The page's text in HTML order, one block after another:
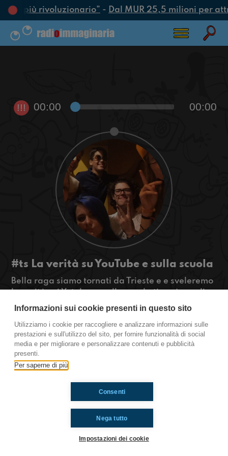
più rivoluzionario”- Dal MUR 25,5 milioni per
!!! 00:00 00:00
#ts La verità su YouTube e sulla scuola
Bella raga siamo tornati da Trieste e e sveleremo
la verità sui Yotuber e sulla scuola tipo: è meglio
il liceo scientifico o l' artistico?
#OkkinSu www.radioimmaginaria.it
Trieste
Ti è piaciuto? Condividilo!
Informazioni sui cookie presenti in questo sito
Utilizziamo i cookie per raccogliere e analizzare informazioni sulle
prestazioni e sull'utilizzo del sito, per fornire funzionalità di social
media e per migliorare e personalizzare contenuti e pubblicità
presenti.
Per saperne di più
Nega tutto
Consenti
Impostazioni dei cookie